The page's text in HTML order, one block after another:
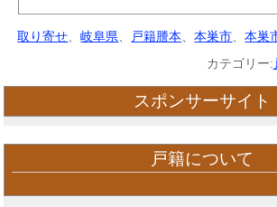
取り寄せ 、岐阜県 戸籍謄本 、本巣市 、本巣
カテゴリー:
スポンサーサイト
戸籍について